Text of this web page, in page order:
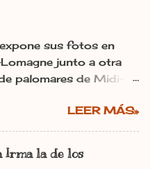
sus fotos en
junto a otra
palomares de Midi-
Miguel Pastrana y las
dl Ana
| 06:00
| 10:25 En:
LEER MÁS»
Irma la de los